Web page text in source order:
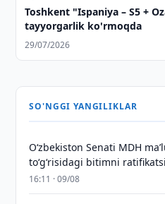
Toshkent "Ispaniya – S5 +
tayyorgarlik ko'rmoqda
29/07/2026
SO'NGGI YANGILIKLAR
Oʻzbekiston Senati MDH
toʻgʻrisidagi bitimni
16:11 · 09/08